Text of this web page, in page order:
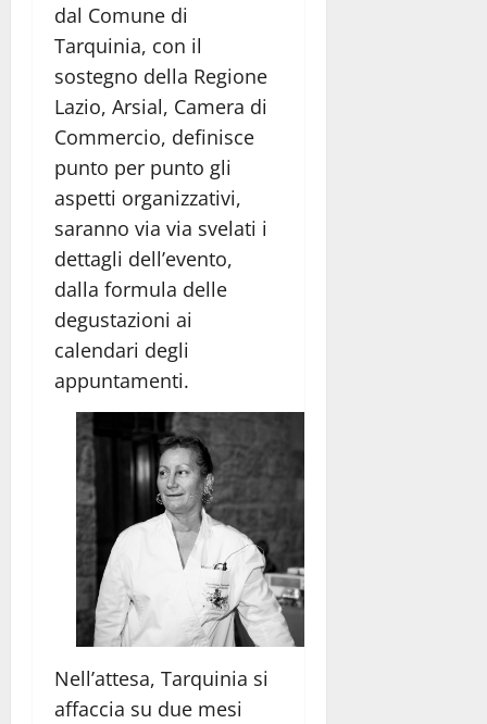
dal Comune di
Tarquinia, con il
sostegno della Regione
Lazio, Arsial, Camera di
Commercio, definisce
punto per punto gli
aspetti organizzativi,
saranno via via svelati i
dettagli dell’evento,
dalla formula delle
degustazioni ai
calendari degli
appuntamenti.
Nell’attesa, Tarquinia si
affaccia su due mesi